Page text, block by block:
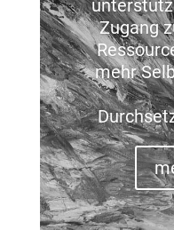
Zugang
mehr